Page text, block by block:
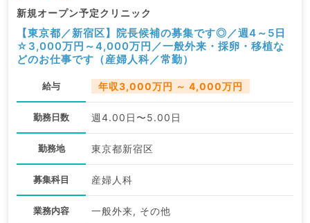
新規オープン予定クリニック
【東京都／新宿区】院長候補の募集です◎／週4～5日
☆3,000万円～4,000万円／一般外来・採卵・移植な
どのお仕事です（産婦人科／常勤）
給与 年収3,000万円 ～ 4,000万円
勤務日数 週4.00日〜5.00日
勤務地 東京都新宿区
募集科目 産婦人科
業務内容 一般外来, その他